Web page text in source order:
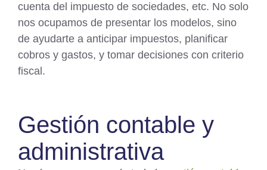
cuenta del impuesto de sociedades, etc. No solo
nos ocupamos de presentar los modelos, sino
de ayudarte a anticipar impuestos, planificar
cobros y gastos, y tomar decisiones con criterio
fiscal.
Gestión contable y
administrativa